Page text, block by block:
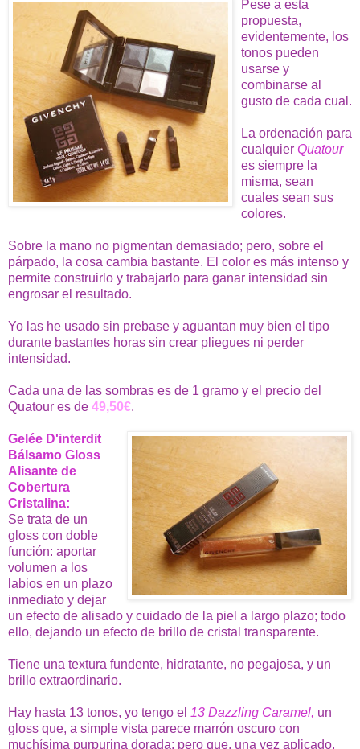
Pese a esta
propuesta,
evidentemente, los
tonos pueden
usarse y
combinarse al
gusto de cada cual.
La ordenación para
cualquier Quatour
es siempre la
misma, sean
cuales sean sus
colores.
Sobre la mano no pigmentan demasiado; pero, sobre el
párpado, la cosa cambia bastante. El color es más intenso y
permite construirlo y trabajarlo para ganar intensidad sin
engrosar el resultado.
Yo las he usado sin prebase y aguantan muy bien el tipo
durante bastantes horas sin crear pliegues ni perder
intensidad.
Cada una de las sombras es de 1 gramo y el precio del
Quatour es de 49,50€.
Gelée D'interdit
Bálsamo Gloss
Alisante de
Cobertura
Cristalina:
Se trata de un
gloss con doble
función: aportar
volumen a los
labios en un plazo
inmediato y dejar
un efecto de alisado y cuidado de la piel a largo plazo; todo
ello, dejando un efecto de brillo de cristal transparente.
Tiene una textura fundente, hidratante, no pegajosa, y un
brillo extraordinario.
Hay hasta 13 tonos, yo tengo el 13 Dazzling Caramel, un
gloss que, a simple vista parece marrón oscuro con
muchísima purpurina dorada; pero que, una vez aplicado,